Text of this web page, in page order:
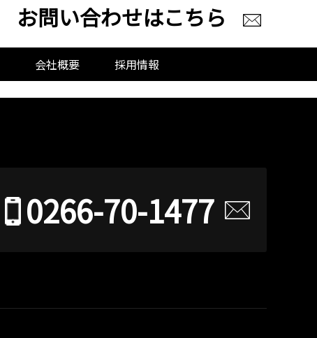
お問い合わせはこちら
会社概要
採用情報
0266-70-1477